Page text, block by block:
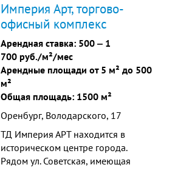
шоссе и ул. Салмышской, и
соответственно обладает отличной
транспортной доступностью.
Находится комплекс недалеко от
главного Северного жилого
района Оренбурга.
Империя Арт, торгово-
офисный комплекс
Арендная ставка: 500 ‒ 1
700 руб./м²/мес
Арендные площади от 5 м² до 500
м²
Общая площадь: 1500 м²
Оренбург, Володарского, 17
ТД Империя АРТ находится в
историческом центре города.
Рядом ул. Советская, имеющая